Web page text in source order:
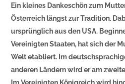
Ein kleines Dankeschön zum
Österreich längst zur Tradition.
ursprünglich aus den USA.
Vereinigten Staaten, hat sich der
Welt etabliert. Im
anderen Ländern wird er am